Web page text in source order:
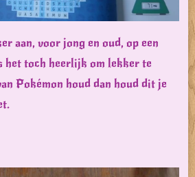
aan, voor jong en oud, op een
het toch heerlijk om lekker te
Pokémon houd dan houd dit je